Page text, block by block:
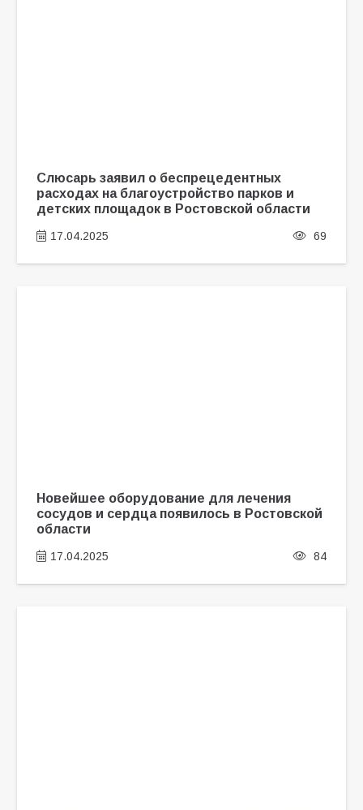
Слюсарь заявил о беспрецедентных
расходах на благоустройство парков и
детских площадок в Ростовской области
17.04.2025 69
Новейшее оборудование для лечения
сосудов и сердца появилось в Ростовской
области
17.04.2025 84